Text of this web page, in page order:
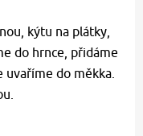
kýtu na plátky,
do hrnce, přidáme
uvaříme do měkka.